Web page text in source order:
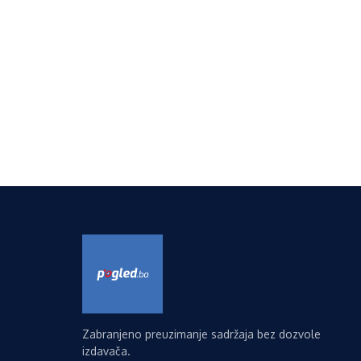
Zabranjeno preuzimanje sadržaja bez dozvole
izdavača.